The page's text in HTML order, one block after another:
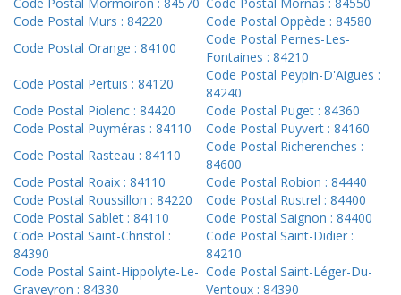
Code Postal Mormoiron : 84570 Code Postal Mornas : 84550
Code Postal Murs : 84220
Code Postal Oppède : 84580
Code Postal Orange : 84100
Code Postal Pernes-Les-
Fontaines : 84210
Code Postal Pertuis : 84120
Code Postal Peypin-D'Aigues :
84240
Code Postal Piolenc : 84420
Code Postal Puget : 84360
Code Postal Puyméras : 84110
Code Postal Puyvert : 84160
Code Postal Rasteau : 84110
Code Postal Richerenches :
84600
Code Postal Roaix : 84110
Code Postal Robion : 84440
Code Postal Roussillon : 84220
Code Postal Rustrel : 84400
Code Postal Sablet : 84110
Code Postal Saignon : 84400
Code Postal Saint-Christol :
84390
Code Postal Saint-Didier :
84210
Code Postal Saint-Hippolyte-Le-
Graveyron : 84330
Code Postal Saint-Léger-Du-
Ventoux : 84390